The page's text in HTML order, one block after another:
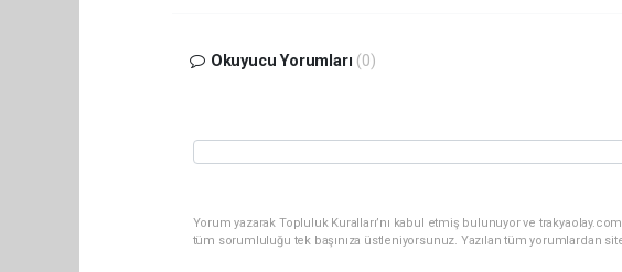
Okuyucu Yorumları (0)
Yorum yazarak Topluluk Kuralları’nı kabul etmiş bulunuyor ve
tüm sorumluluğu tek başınıza üstleniyorsunuz. Yazılan tüm yorumlardan